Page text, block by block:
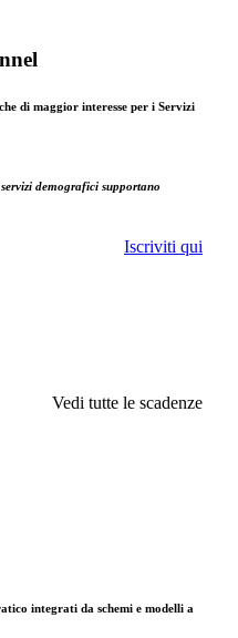
di maggior interesse per i Servizi
demografici supportano
Iscriviti qui
Vedi tutte le scadenze
integrati da schemi e modelli a